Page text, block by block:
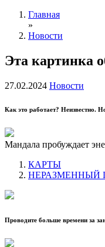
Главная
»
Новости
Эта картинка
27.02.2024 Новости
Как это работает? Неизвестно.
Мандала пробуждает
КАРТЫ
НЕРАЗМЕННЫЙ
Проводите больше времени за